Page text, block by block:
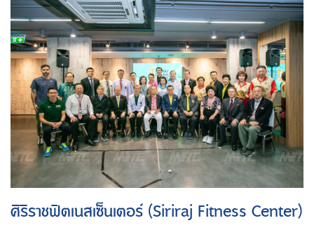
ศิริราชฟิตเนสเซ็นเตอร์ (Siriraj Fitness Center)